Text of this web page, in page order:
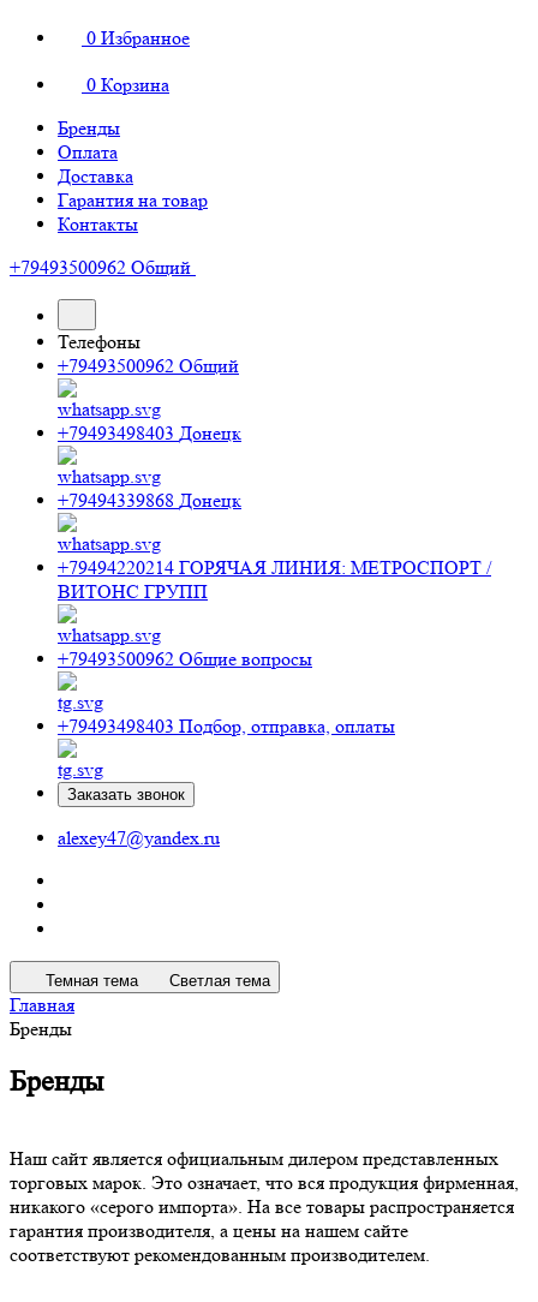
0 Избранное
0 Корзина
Бренды
Оплата
Доставка
Гарантия на товар
Контакты
+79493500962 Общий
Телефоны
+79493500962 Общий
+79493498403 Донецк
+79494339868 Донецк
+79494220214 ГОРЯЧАЯ ЛИНИЯ: МЕТРОСПОРТ /
ВИТОНС ГРУПП
+79493500962 Общие вопросы
+79493498403 Подбор, отправка, оплаты
Заказать звонок
alexey47@yandex.ru
Темная тема Светлая тема
Главная
Бренды
Бренды
Наш сайт является официальным дилером представленных
торговых марок. Это означает, что вся продукция фирменная,
никакого «серого импорта». На все товары распространяется
гарантия производителя, а цены на нашем сайте
соответствуют рекомендованным производителем.